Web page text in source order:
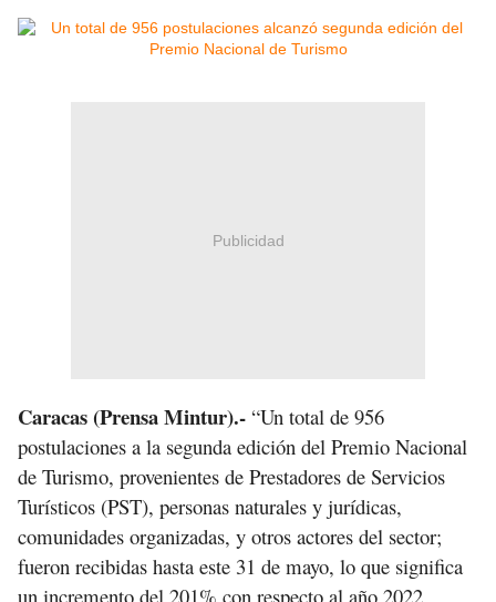
Publicidad
Caracas (Prensa Mintur).- “Un total de 956
postulaciones a la segunda edición del Premio Nacional
de Turismo, provenientes de Prestadores de Servicios
Turísticos (PST), personas naturales y jurídicas,
comunidades organizadas, y otros actores del sector;
fueron recibidas hasta este 31 de mayo, lo que significa
un incremento del 201% con respecto al año 2022,